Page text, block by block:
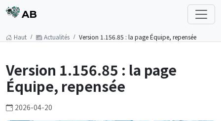
AB
Haut Actualités Version 1.156.85 : la page Équipe, repensée
Version 1.156.85 : la page
Équipe, repensée
2026-04-20